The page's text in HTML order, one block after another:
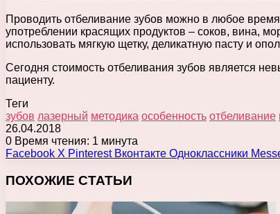
Проводить отбеливание зубов можно в любое
употреблении красящих продуктов – соков, вина,
использовать мягкую щетку, деликатную пасту и
Сегодня стоимость отбеливания зубов является
пациенту.
Теги
зубов лазерный методика особенность отбеливание
26.04.2018
0 Время чтения: 1 минута
Facebook X Pinterest Вконтакте Одноклассники
ПОХОЖИЕ СТАТЬИ